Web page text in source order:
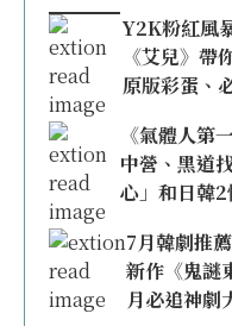
Y2K粉紅風
《艾兒》帶
原版彩蛋、
《氣體人第
中營、黑道
心」和日韓
7月韓劇推
新作《鬼謎
月必追神劇